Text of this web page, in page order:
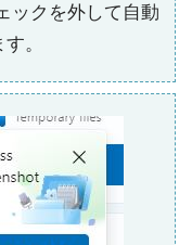
ックを外して自動
。